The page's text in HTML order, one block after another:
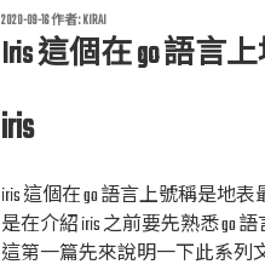
發
佈
2020-09-16作者:KIRAI
Iris 這個在 go 語言
iris
iris 這個在 go 語言上號稱是地
是在介紹 iris 之前要先熟悉 go
這第一篇先來說明一下此系列